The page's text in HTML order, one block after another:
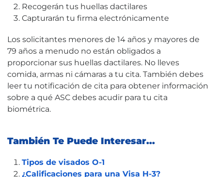
Recogerán tus huellas dactilares
Capturarán tu firma electrónicamente
Los solicitantes menores de 14 años y mayores de
79 años a menudo no están obligados a
proporcionar sus huellas dactilares. No lleves
comida, armas ni cámaras a tu cita. También debes
leer tu notificación de cita para obtener información
sobre a qué ASC debes acudir para tu cita
biométrica.
También Te Puede Interesar...
Tipos de visados O-1
¿Calificaciones para una Visa H-3?